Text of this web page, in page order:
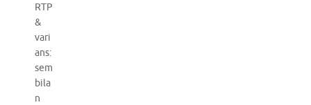
RTP
&
vari
ans:
sem
bila
n